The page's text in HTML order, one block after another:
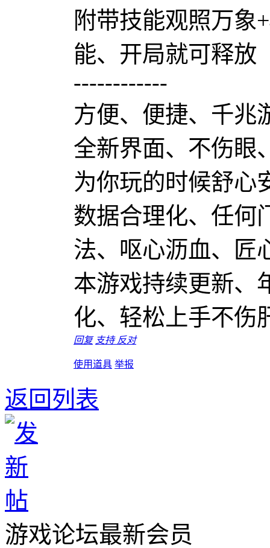
附带技能观照万象
能、开局就可释放
------------
方便、便捷、千兆
全新界面、不伤眼
为你玩的时候舒心
数据合理化、任何
法、呕心沥血、匠
本游戏持续更新、
化、轻松上手不伤
回复 支持 反对
使用道具 举报
返回列表
游戏论坛最新会员